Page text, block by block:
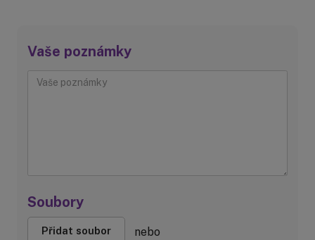
Vaše poznámky
Soubory
Přidat soubor nebo